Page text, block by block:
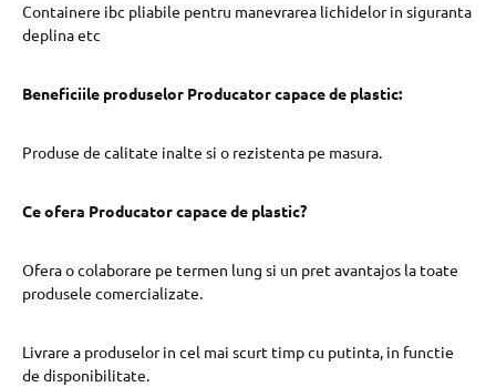
Containere ibc pliabile pentru manevrarea lichidelor in siguranta
deplina etc
Beneficiile produselor Producator capace de plastic:
Produse de calitate inalte si o rezistenta pe masura.
Ce ofera Producator capace de plastic?
Ofera o colaborare pe termen lung si un pret avantajos la toate
produsele comercializate.
Livrare a produselor in cel mai scurt timp cu putinta, in functie
de disponibilitate.